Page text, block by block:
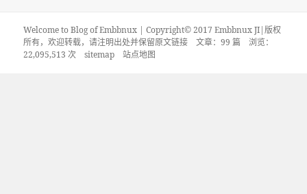
Welcome to Blog of Embbnux | Copyright© 2017 Embbnux JI|版权
所有，欢迎转载，请注明出处并保留原文链接 文章：99 篇 浏览：
22,095,513 次sitemap 站点地图